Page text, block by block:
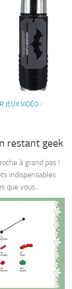
JEUX VIDÉO/
restant geek
à grand pas !
indispensables
que vous...